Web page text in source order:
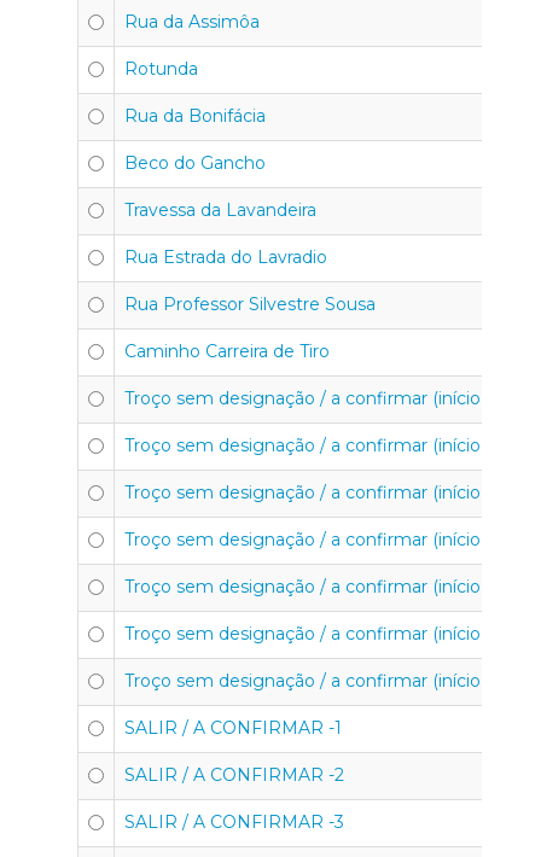
Rua da Assimôa
Rotunda
Rua da Bonifácia
Beco do Gancho
Travessa da Lavandeira
Rua Estrada do Lavradio
Rua Professor Silvestre Sousa
Caminho Carreira de Tiro
Troço sem designação / a confirmar (início e fim)
Troço sem designação / a confirmar (início e fim)
Troço sem designação / a confirmar (início e fim)
Troço sem designação / a confirmar (início e fim)
Troço sem designação / a confirmar (início e fim)
Troço sem designação / a confirmar (início e fim)
Troço sem designação / a confirmar (início e fim)
SALIR / A CONFIRMAR -1
SALIR / A CONFIRMAR -2
SALIR / A CONFIRMAR -3